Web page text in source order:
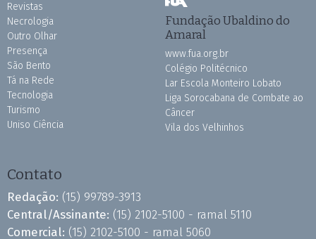
Revistas
Necrologia
Outro Olhar
Presença
São Bento
Tá na Rede
Tecnologia
Turismo
Uniso Ciência
Fundação Ubaldino do
Amaral
www.fua.org.br
Colégio Politécnico
Lar Escola Monteiro Lobato
Liga Sorocabana de Combate ao
Câncer
Vila dos Velhinhos
Contato
Redação: (15) 99789-3913
Central/Assinante: (15) 2102-5100 - ramal 5110
Comercial: (15) 2102-5100 - ramal 5060